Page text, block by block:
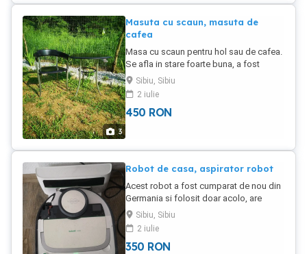
3
Masuta cu scaun, masuta de
cafea
Masa cu scaun pentru hol sau de cafea.
Se afla in stare foarte buna, a fost
cumparata din Germania. Suport ul la
masa si scaun sunt din metal.
Sibiu, Sibiu
2 iulie
450 RON
Robot de casa, aspirator robot
Acest robot a fost cumparat de nou din
Germania si folosit doar acolo, are
Service-rile facute acolo, inclusiv
Software-ul cel nou instalat pe el. Din
pacate la mutare mi-a scapat din mana
si Sa spart carcasa. El totusi se aprinde
Sibiu, Sibiu
2 iulie
350 RON